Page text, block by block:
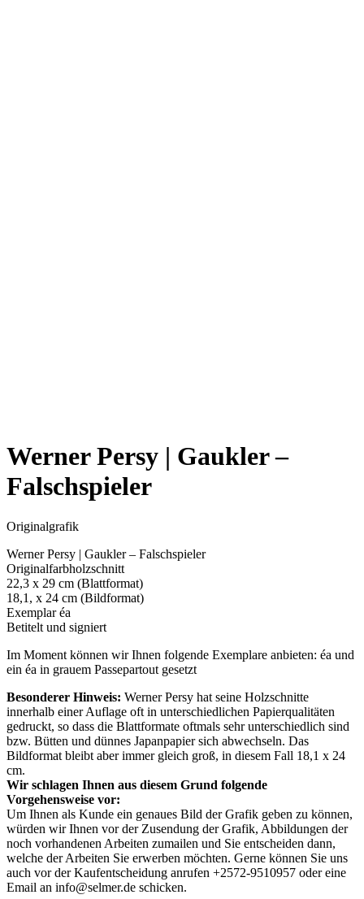
Werner Persy | Gaukler –
Falschspieler
Originalgrafik
Werner Persy | Gaukler – Falschspieler
Originalfarbholzschnitt
22,3 x 29 cm (Blattformat)
18,1, x 24 cm (Bildformat)
Exemplar éa
Betitelt und signiert
Im Moment können wir Ihnen folgende Exemplare anbieten: éa und
ein éa in grauem Passepartout gesetzt
Besonderer Hinweis: Werner Persy hat seine Holzschnitte
innerhalb einer Auflage oft in unterschiedlichen Papierqualitäten
gedruckt, so dass die Blattformate oftmals sehr unterschiedlich sind
bzw. Bütten und dünnes Japanpapier sich abwechseln. Das
Bildformat bleibt aber immer gleich groß, in diesem Fall 18,1 x 24
cm.
Wir schlagen Ihnen aus diesem Grund folgende
Vorgehensweise vor:
Um Ihnen als Kunde ein genaues Bild der Grafik geben zu können,
würden wir Ihnen vor der Zusendung der Grafik, Abbildungen der
noch vorhandenen Arbeiten zumailen und Sie entscheiden dann,
welche der Arbeiten Sie erwerben möchten. Gerne können Sie uns
auch vor der Kaufentscheidung anrufen +2572-9510957 oder eine
Email an info@selmer.de schicken.